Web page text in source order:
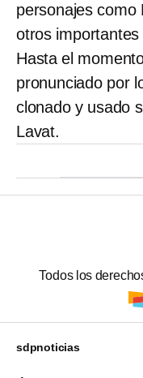
personajes como
otros importantes
Hasta el
pronunciado por
clonado y usado
Lavat.
Todos los
sdpnoticias